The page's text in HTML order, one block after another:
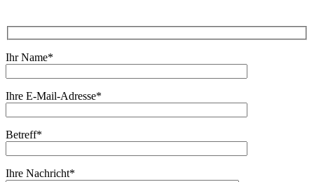
Ihr Name*
Ihre E-Mail-Adresse*
Betreff*
Ihre Nachricht*